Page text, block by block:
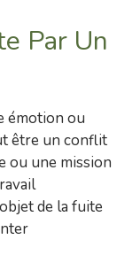
Par Un
émotion ou
être un conflit
ou une mission
de la fuite